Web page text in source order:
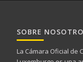
SOBRE
La Cámara Oficial de